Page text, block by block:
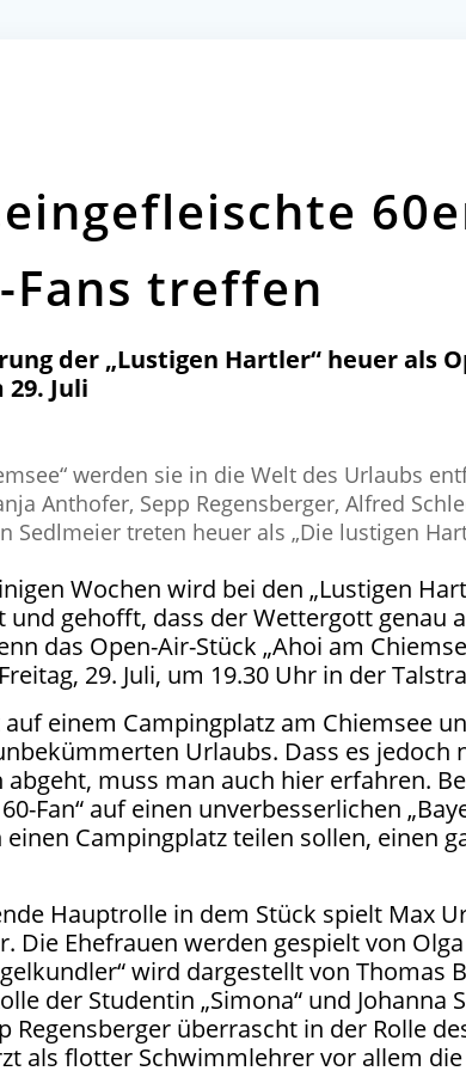
Fans treffen
der „Lustigen Hartler“ heuer als
Juli
werden sie in die Welt des Urlaubs
Anthofer, Sepp Regensberger, Alfred
Sedlmeier treten heuer als „Die lustigen
Wochen wird bei den „Lustigen
und gehofft, dass der Wettergott genau
das Open-Air-Stück „Ahoi am
29. Juli, um 19.30 Uhr in der
auf einem Campingplatz am Chiemsee
Urlaubs. Dass es
abgeht, muss man auch hier erfahren.
Fan“ auf einen unverbesserlichen
Campingplatz teilen sollen, einen
Hauptrolle in dem Stück spielt Max
Die Ehefrauen werden gespielt von
wird dargestellt von Thomas
der Studentin „Simona“ und Johanna
Regensberger überrascht in der Rolle
als flotter Schwimmlehrer vor allem